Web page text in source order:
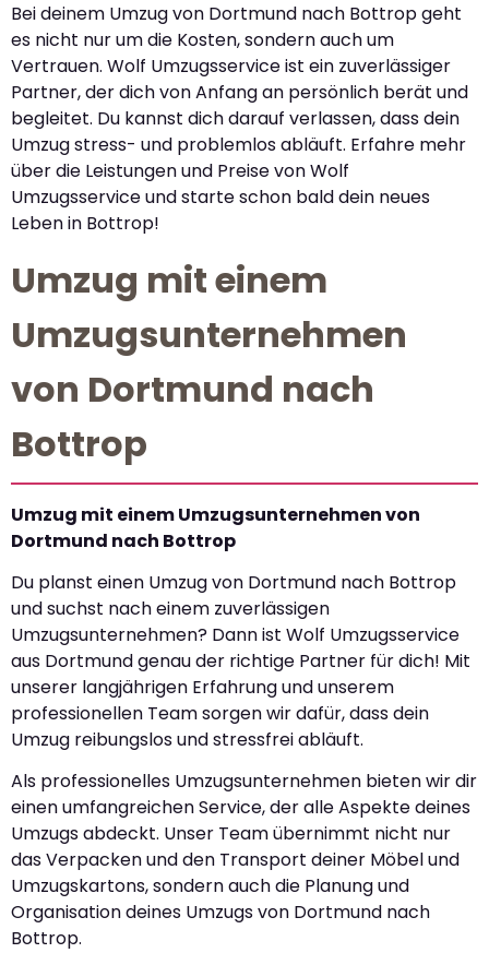
Bei deinem Umzug von Dortmund nach Bottrop geht
es nicht nur um die Kosten, sondern auch um
Vertrauen. Wolf Umzugsservice ist ein zuverlässiger
Partner, der dich von Anfang an persönlich berät und
begleitet. Du kannst dich darauf verlassen, dass dein
Umzug stress- und problemlos abläuft. Erfahre mehr
über die Leistungen und Preise von Wolf
Umzugsservice und starte schon bald dein neues
Leben in Bottrop!
Umzug mit einem
Umzugsunternehmen
von Dortmund nach
Bottrop
Umzug mit einem Umzugsunternehmen von
Dortmund nach Bottrop
Du planst einen Umzug von Dortmund nach Bottrop
und suchst nach einem zuverlässigen
Umzugsunternehmen? Dann ist Wolf Umzugsservice
aus Dortmund genau der richtige Partner für dich! Mit
unserer langjährigen Erfahrung und unserem
professionellen Team sorgen wir dafür, dass dein
Umzug reibungslos und stressfrei abläuft.
Als professionelles Umzugsunternehmen bieten wir dir
einen umfangreichen Service, der alle Aspekte deines
Umzugs abdeckt. Unser Team übernimmt nicht nur
das Verpacken und den Transport deiner Möbel und
Umzugskartons, sondern auch die Planung und
Organisation deines Umzugs von Dortmund nach
Bottrop.